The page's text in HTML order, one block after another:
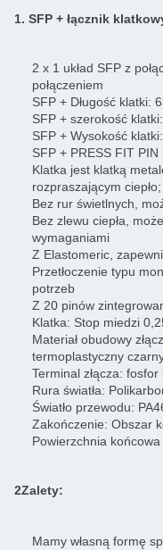
1. SFP + łącznik
2 x 1 układ SFP z
połączeniem
SFP + Długość klatki:
SFP + szerokość
SFP + Wysokość
SFP + PRESS FIT PIN
Klatka jest klatką
rozpraszającym ciepło;
Bez rur świetlnych,
Bez zlewu ciepła,
wymaganiami
Z Elastomeric,
Przetłoczenie typu
potrzeb
Z 20 pinów
Klatka: Stop miedzi
Materiał obudowy
termoplastyczny
Terminal złącza:
Rura światła:
Światło przewodu:
Zakończenie: Obszar
Powierzchnia
2Zalety:
Mamy własną formę